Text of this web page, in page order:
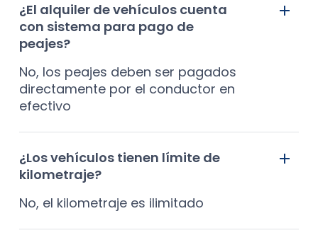
¿El alquiler de vehículos cuenta
con sistema para pago de
peajes?
No, los peajes deben ser pagados
directamente por el conductor en
efectivo
¿Los vehículos tienen límite de
kilometraje?
No, el kilometraje es ilimitado